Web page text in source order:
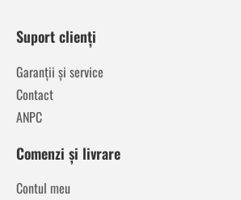
Suport clienți
Garanții și service
Contact
ANPC
Comenzi și livrare
Contul meu